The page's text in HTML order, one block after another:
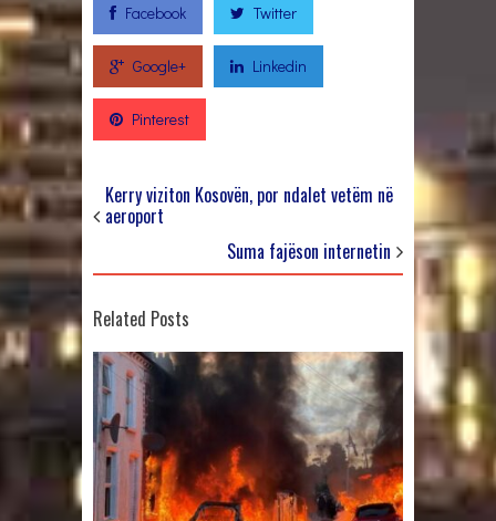
Facebook Twitter
Google+ Linkedin
Pinterest
Kerry viziton Kosovën, por ndalet vetëm në
aeroport
Suma fajëson internetin
Related Posts